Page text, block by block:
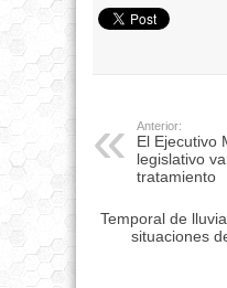
Anterior:
El Ejecutivo
legislativo
tratamiento
Temporal de
situaciones